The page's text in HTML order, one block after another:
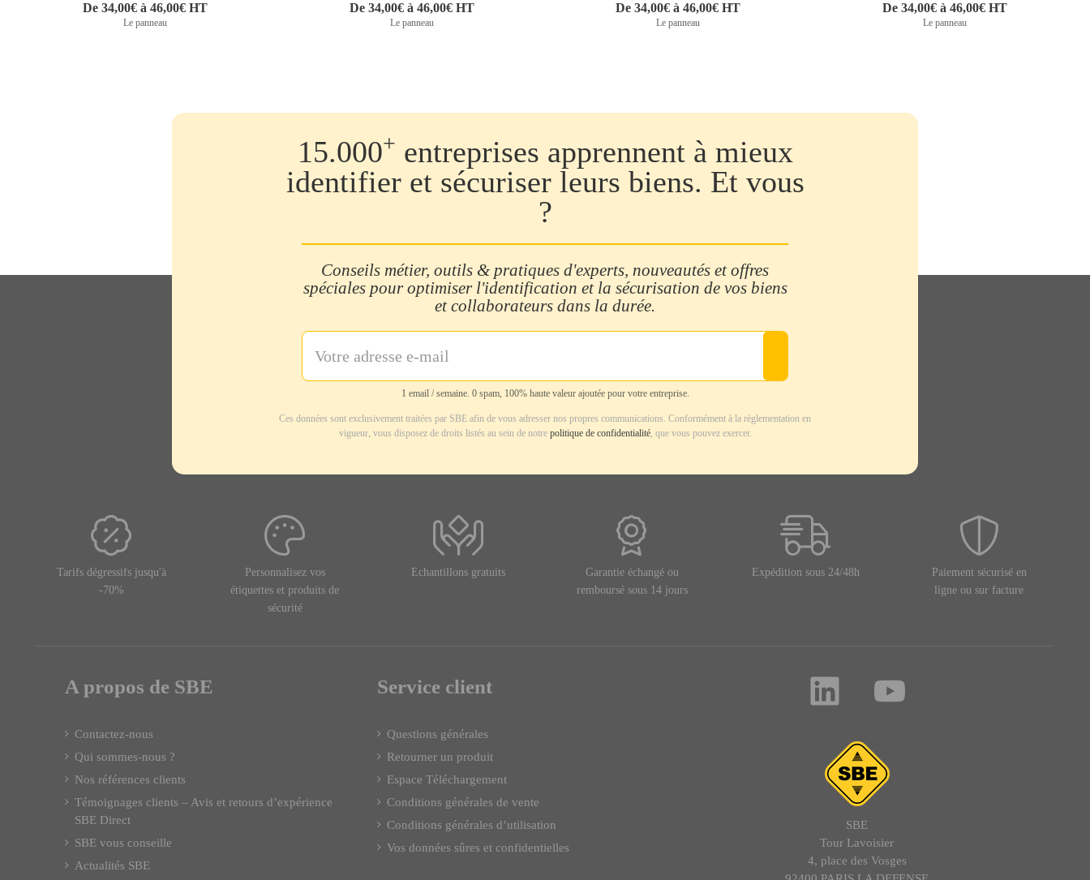
De 34,00€ à 46,00€ HT
Le panneau
De 34,00€ à 46,00€ HT
Le panneau
De 34,00€ à 46,00€ HT
Le panneau
De 34,00€ à 46,00€ HT
Le panneau
15.000+ entreprises apprennent à mieux
identifier et sécuriser leurs biens. Et vous
?
Conseils métier, outils & pratiques d'experts, nouveautés et offres
spéciales pour optimiser l'identification et la sécurisation de vos biens
et collaborateurs dans la durée.
1 email / semaine. 0 spam, 100% haute valeur ajoutée pour votre entreprise.
Ces données sont exclusivement traitées par SBE afin de vous adresser nos propres communications. Conformément à la règlementation en
vigueur, vous disposez de droits listés au sein de notre politique de confidentialité, que vous pouvez exercer.
Tarifs dégressifs jusqu'à
-70%
Personnalisez vos
étiquettes et produits de
sécurité
Echantillons gratuits
Garantie échangé ou
remboursé sous 14 jours
Expédition sous 24/48h
Paiement sécurisé en
ligne ou sur facture
A propos de SBE
Contactez-nous
Qui sommes-nous ?
Nos références clients
Témoignages clients – Avis et retours d’expérience
SBE Direct
SBE vous conseille
Actualités SBE
Service client
Questions générales
Retourner un produit
Espace Téléchargement
Conditions générales de vente
Conditions générales d’utilisation
Vos données sûres et confidentielles
SBE
Tour Lavoisier
4, place des Vosges